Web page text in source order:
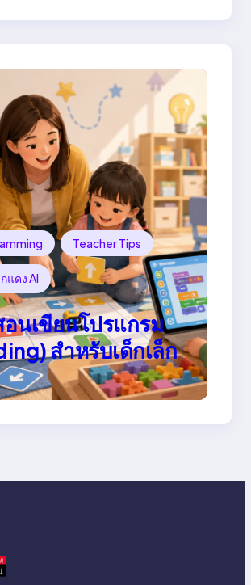
Teacher Tips
แดง AI
นเขียนโปรแกรม
สำหรับเด็กเล็ก